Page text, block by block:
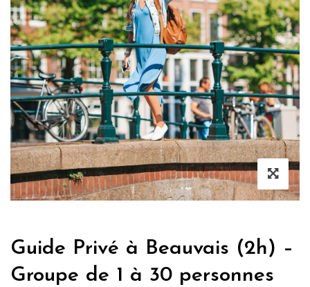
Guide Privé à Beauvais (2h) –
Groupe de 1 à 30 personnes